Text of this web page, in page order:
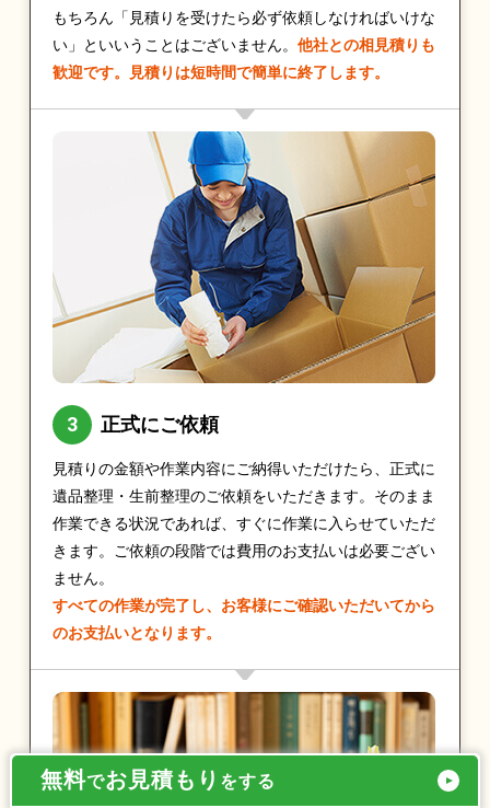
もちろん「見積りを受けたら必ず依頼しなければいけな
い」といいうことはございません。 他社との相見積りも
歓迎です。見積りは短時間で簡単に終了します。
正式にご依頼
見積りの金額や作業内容にご納得いただけたら、正式に
遺品整理・生前整理のご依頼をいただきます。そのまま
作業できる状況であれば、すぐに作業に入らせていただ
きます。ご依頼の段階では費用のお支払いは必要ござい
ません。
すべての作業が完了し、お客様にご確認いただいてから
のお支払いとなります。
無料でお見積もり をする